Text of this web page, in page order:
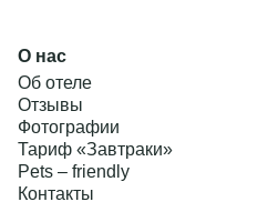
О нас
Об отеле
Отзывы
Фотографии
Тариф «Завтраки»
Pets – friendly
Контакты